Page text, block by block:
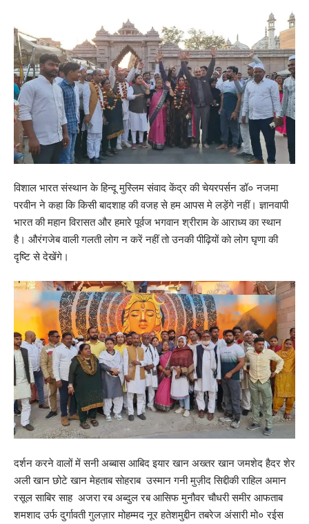
विशाल भारत संस्थान के हिन्दू मुस्लिम संवाद केंद्र की चेयरपर्सन डॉ० नजमा
परवीन ने कहा कि किसी बादशाह की वजह से हम आपस मे लड़ेंगे नहीं। ज्ञानवापी
भारत की महान विरासत और हमारे पूर्वज भगवान श्रीराम के आराध्य का स्थान
है। औरंगजेब वाली गलती लोग न करें नहीं तो उनकी पीढ़ियों को लोग घृणा की
दृष्टि से देखेंगे।
दर्शन करने वालों में सनी अब्बास आबिद इयार खान अख्तर खान जमशेद हैदर शेर
अली खान छोटे खान मेहताब सोहराब उस्मान गनी मुज़ीद सिद्दीकी राहिल अमान
रसूल साबिर साह अजरा रब अब्दुल रब आसिफ मुनौवर चौधरी समीर आफताब
शमशाद उर्फ दुर्गावती गुलज़ार मोहम्मद नूर हतेशमुद्दीन तबरेज अंसारी मो० रईस